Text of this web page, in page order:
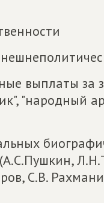
выплаты за
"народный
С.В.